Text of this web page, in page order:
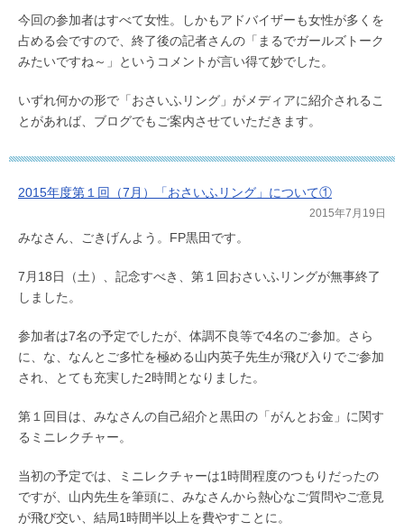
今回の参加者はすべて女性。しかもアドバイザーも女性が多くを
占める会ですので、終了後の記者さんの「まるでガールズトーク
みたいですね～」というコメントが言い得て妙でした。
いずれ何かの形で「おさいふリング」がメディアに紹介されるこ
とがあれば、ブログでもご案内させていただきます。
2015年度第１回（7月）「おさいふリング」について①
2015年7月19日
みなさん、ごきげんよう。FP黒田です。
7月18日（土）、記念すべき、第１回おさいふリングが無事終了
しました。
参加者は7名の予定でしたが、体調不良等で4名のご参加。さら
に、な、なんとご多忙を極める山内英子先生が飛び入りでご参加
され、とても充実した2時間となりました。
第１回目は、みなさんの自己紹介と黒田の「がんとお金」に関す
るミニレクチャー。
当初の予定では、ミニレクチャーは1時間程度のつもりだったの
ですが、山内先生を筆頭に、みなさんから熱心なご質問やご意見
が飛び交い、結局1時間半以上を費やすことに。